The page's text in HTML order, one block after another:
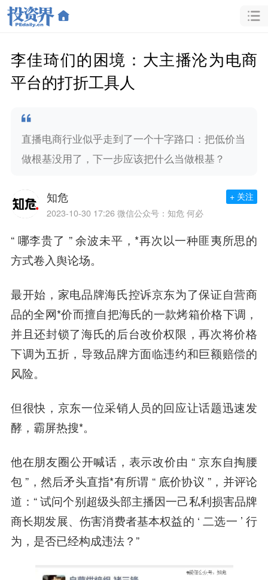
李佳琦们的困境：大主播沦为电商
平台的打折工具人
直播电商行业似乎走到了一个十字路口：把低价当
做根基没用了，下一步应该把什么当做根基？
知危
2023-10-30 17:26 微信公众号：知危 何必
+ 关注
“ 哪李贵了 ” 余波未平，*再次以一种匪夷所思的
方式卷入舆论场。
最开始，家电品牌海氏控诉京东为了保证自营商
品的全网*价而擅自把海氏的一款烤箱价格下调，
并且还封锁了海氏的后台改价权限，再次将价格
下调为五折，导致品牌方面临违约和巨额赔偿的
风险。
但很快，京东一位采销人员的回应让话题迅速发
酵，霸屏热搜*。
他在朋友圈公开喊话，表示改价由 “ 京东自掏腰
包 ”，然后矛头直指*有所谓 “ 底价协议 ”，并评论
道：“ 试问个别超级头部主播因一己私利损害品牌
商长期发展、伤害消费者基本权益的 ‘ 二选一 ’ 行
为，是否已经构成违法？”